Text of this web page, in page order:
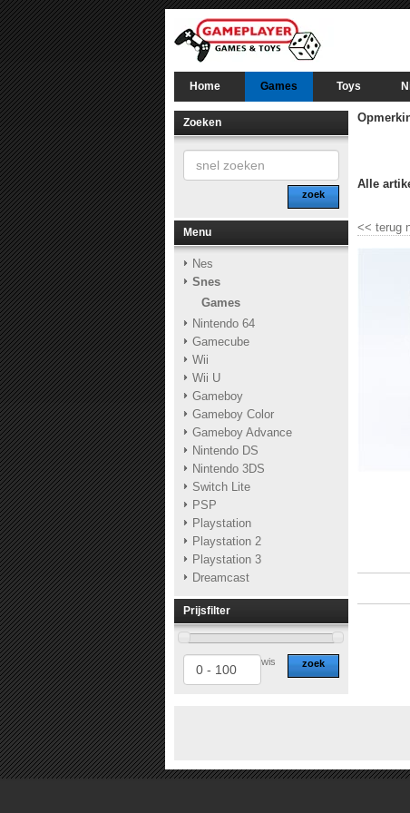
Home Games Toys
Zoeken
zoek
Menu
Nes
Snes
Games
Nintendo 64
Gamecube
Wii
Wii U
Gameboy
Gameboy Color
Gameboy Advance
Nintendo DS
Nintendo 3DS
Switch Lite
PSP
Playstation
Playstation 2
Playstation 3
Dreamcast
Prijsfilter
zoek
wis
Alle
<< terug